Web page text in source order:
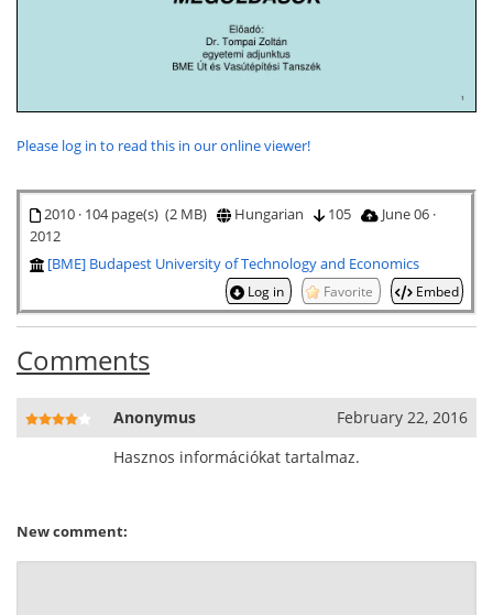
Please log in to read this in our online viewer!
2010 · 104 page(s) (2 MB) Hungarian 105
June 06 ·
2012
[BME] Budapest University of Technology and Economics
Log in Favorite Embed
Comments
Anonymus
February 22, 2016
Hasznos információkat tartalmaz.
New comment: